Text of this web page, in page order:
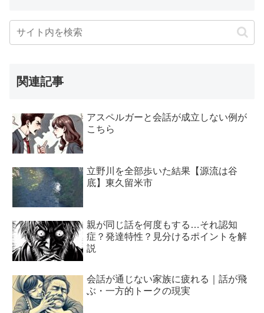
関連記事
アスペルガーと会話が成立しない例が
こちら
立野川を全部歩いた結果【源流は谷
底】東久留米市
親が同じ話を何度もする…それ認知
症？発達特性？見分けるポイントを解
説
会話が通じない家族に疲れる｜話が飛
ぶ・一方的トークの現実